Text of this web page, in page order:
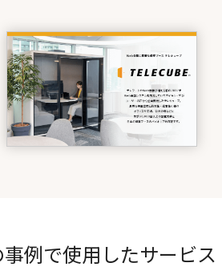
事例で使用したサービス